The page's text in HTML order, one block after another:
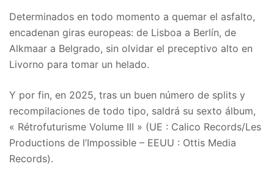
Determinados en todo momento a quemar el asfalto,
encadenan giras europeas: de Lisboa a Berlín, de
Alkmaar a Belgrado, sin olvidar el preceptivo alto en
Livorno para tomar un helado.
Y por fin, en 2025, tras un buen número de splits y
recompilaciones de todo tipo, saldrá su sexto álbum,
« Rétrofuturisme Volume III » (UE : Calico Records/Les
Productions de l’Impossible – EEUU : Ottis Media
Records).